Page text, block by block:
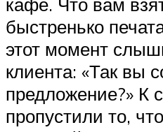
быстренько
этот момент
клиента: «Так вы
предложение?» К
пропустили то,